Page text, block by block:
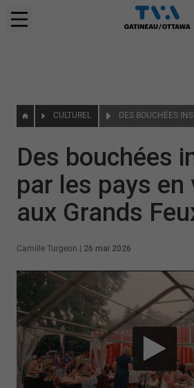
CULTUREL
Des bouchées
par les pays en
aux Grands
Camille Turgeon 26 mai 2026